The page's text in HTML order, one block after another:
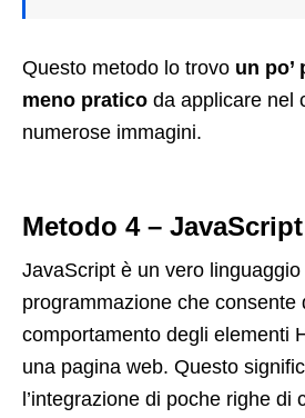
Questo metodo lo trovo un po’
meno pratico da applicare nel
numerose immagini.
Metodo 4 – JavaScript
JavaScript è un vero linguaggio
programmazione che consente
comportamento degli elementi
una pagina web. Questo
l’integrazione di poche righe di